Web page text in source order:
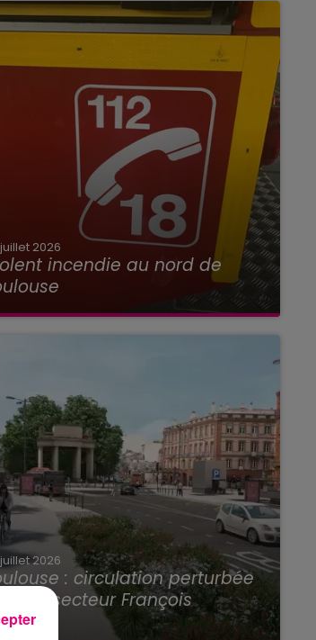
2026
incendie au nord de
2026
: circulation perturbée
le secteur François